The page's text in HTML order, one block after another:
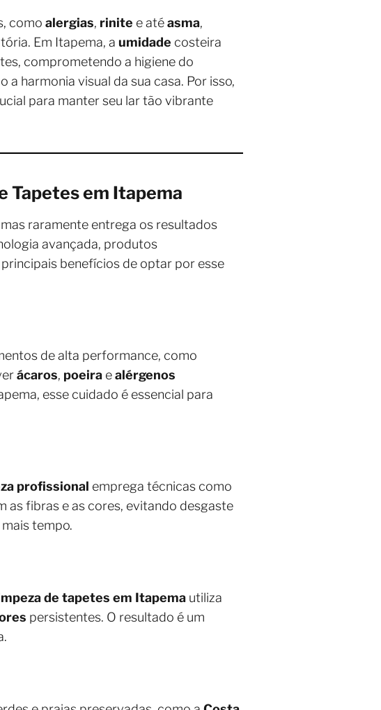
como alergias, rinite e atéasma,
Em Itapema, a umidade costeira
comprometendo a higiene do
harmonia visual da sua casa. Por isso,
para manter seu lar tão vibrante
Tapetes em Itapema
raramente entrega os resultados
avançada, produtos
benefícios de optar por esse
de alta performance, como
ácaros, poeira ealérgenos
esse cuidado é essencial para
profissional emprega técnicas como
as fibras e as cores, evitando desgaste
tempo.
de tapetes em Itapema utiliza
persistentes. O resultado é um